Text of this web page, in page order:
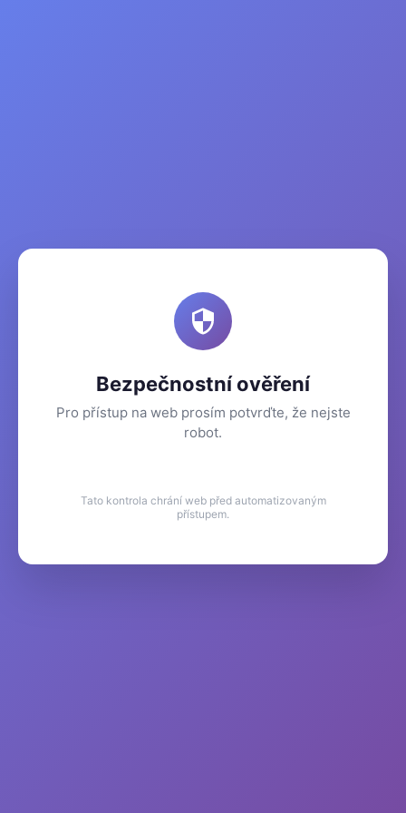
Bezpečnostní ověření
Pro přístup na web prosím potvrďte, že nejste
robot.
Tato kontrola chrání web před automatizovaným
přístupem.